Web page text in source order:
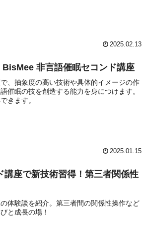
2025.02.13
BisMee 非言語催眠セコンド講座
、抽象度の高い技術や具体的イメージの作
催眠の技を創造する能力を身につけます。
きます。
2025.01.15
講座で新技術習得！第三者関係性
体験談を紹介。第三者間の関係性操作など
と成長の場！